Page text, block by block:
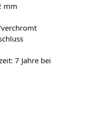
mm
7 Jahre bei